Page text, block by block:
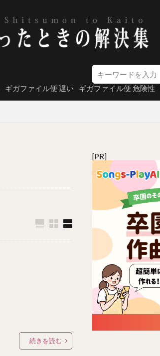
ギガファイル便 遅い ギガファイル便 危険性
続きを読む
[PR]